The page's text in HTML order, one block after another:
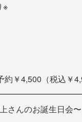
※
約￥4,500（税込￥
んのお誕生日会